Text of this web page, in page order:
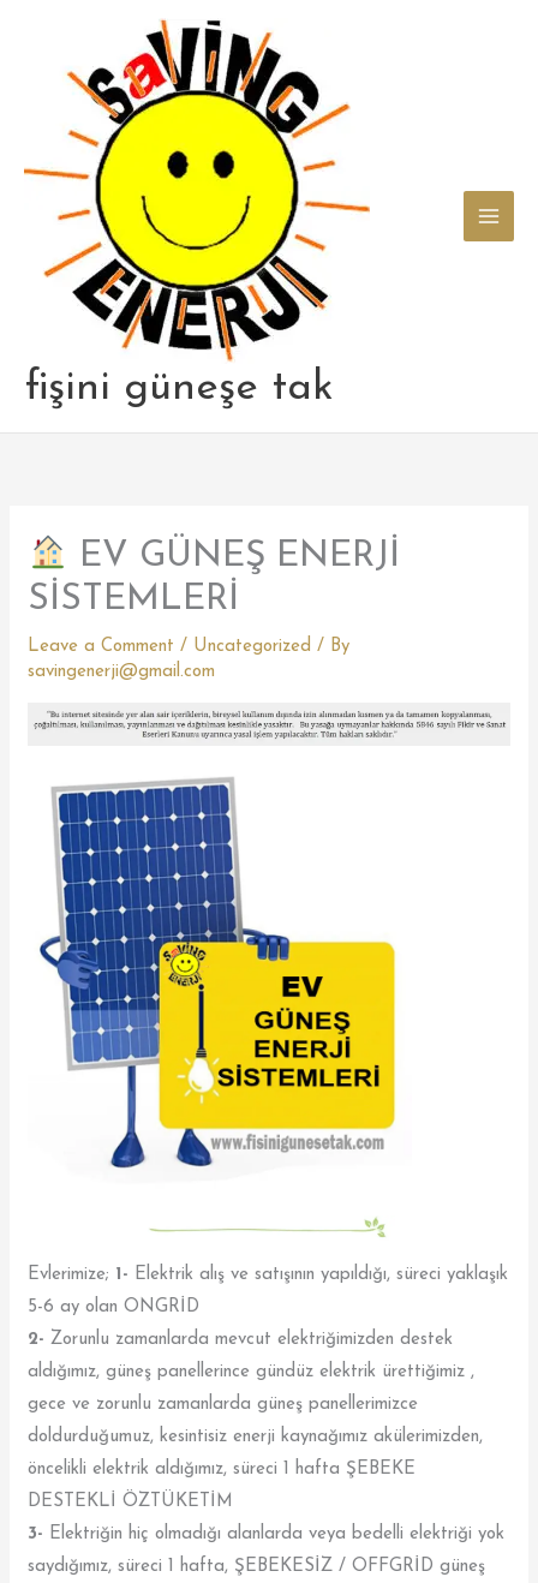
fişini güneşe tak
EV GÜNEŞ ENERJİ
SİSTEMLERİ
Leave a Comment / Uncategorized / By
savingenerji@gmail.com
Evlerimize; 1- Elektrik alış ve satışının yapıldığı, süreci yaklaşık
5-6 ay olan ONGRİD
2- Zorunlu zamanlarda mevcut elektriğimizden destek
aldığımız, güneş panellerince gündüz elektrik ürettiğimiz ,
gece ve zorunlu zamanlarda güneş panellerimizce
doldurduğumuz, kesintisiz enerji kaynağımız akülerimizden,
öncelikli elektrik aldığımız, süreci 1 hafta ŞEBEKE
DESTEKLİ ÖZTÜKETİM
3- Elektriğin hiç olmadığı alanlarda veya bedelli elektriği yok
saydığımız, süreci 1 hafta, ŞEBEKESİZ / OFFGRİD güneş